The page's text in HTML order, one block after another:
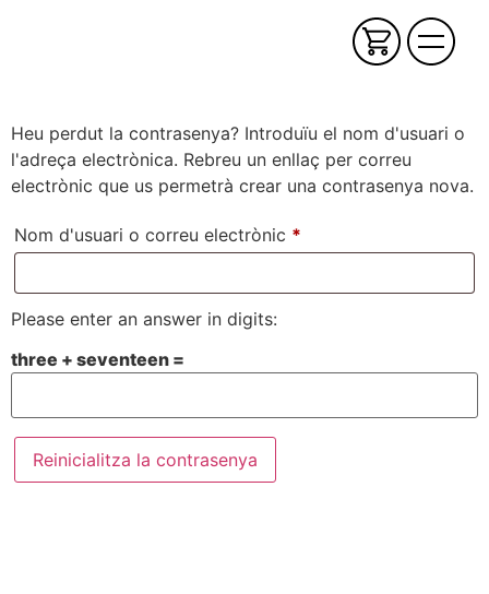
Heu perdut la contrasenya? Introduïu el nom d'usuari o
l'adreça electrònica. Rebreu un enllaç per correu
electrònic que us permetrà crear una contrasenya nova.
Nom d'usuari o correu electrònic *
Please enter an answer in digits:
three + seventeen =
Reinicialitza la contrasenya